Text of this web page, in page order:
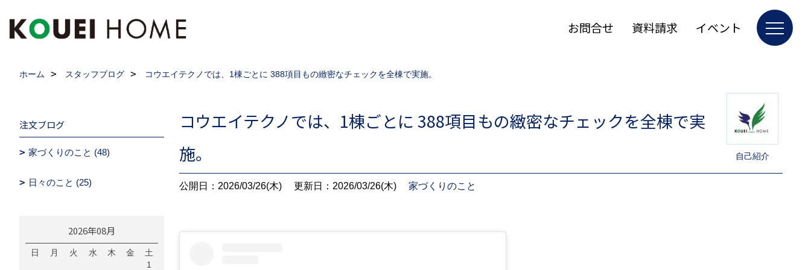
お問合せ 資料請求 イベント
ホーム スタッフブログ コウエイテクノでは、1棟ごとに 388項目もの緻密なチェックを全棟で実施。
自己紹介
コウエイテクノでは、1棟ごとに 388項目もの緻密なチェックを全棟で実
施。
公開日：2026/03/26(木) 更新日：2026/03/26(木) 家づくりのこと
注文ブログ
家づくりのこと (48)
日々のこと (25)
2026年08月
日 月 火 水 木 金
土
1